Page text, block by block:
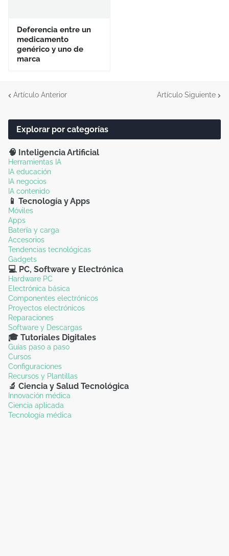
Deferencia entre un
medicamento
genérico y uno de
marca
Artículo Anterior Artículo Siguiente
Explorar por categorías
🧠 Inteligencia Artificial
Herramientas IA
IA educación
IA negocios
IA contenido
📱 Tecnología y Apps
Móviles
Apps
Batería y carga
Accesorios
Tendencias tecnológicas
Gadgets
💻 PC, Software y Electrónica
Hardware PC
Electrónica básica
Componentes electrónicos
Proyectos electrónicos
Reparaciones
Software y Descargas
🎓 Tutoriales Digitales
Guías paso a paso
Cursos
Configuraciones
Recursos y Plantillas
🔬 Ciencia y Salud Tecnológica
Innovación médica
Ciencia aplicada
Tecnología médica